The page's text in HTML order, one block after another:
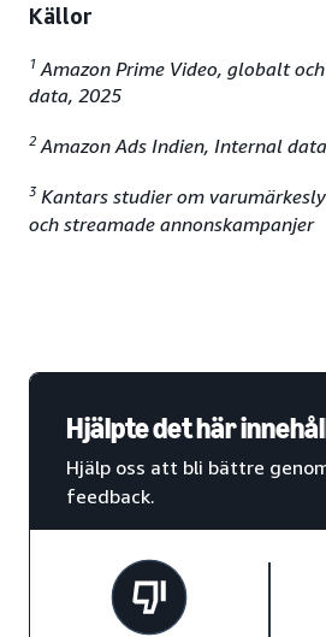
Källor
1 Amazon Prime Video, globalt
data, 2025
2 Amazon Ads Indien, Internal
3 Kantars studier om
och streamade annonskampanjer
Hjälpte det här
Hjälp oss att bli bättre
feedback.